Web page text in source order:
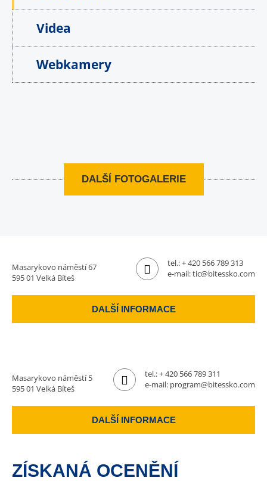
Videa
Webkamery
DALŠÍ FOTOGALERIE
Masarykovo náměstí 67
595 01 Velká Bíteš
tel.:+ 420 566 789 313
e-mail:tic@bitessko.com
DALŠÍ INFORMACE
Masarykovo náměstí 5
595 01 Velká Bíteš
tel.:+ 420 566 789 311
e-mail: program@bitessko.com
DALŠÍ INFORMACE
ZÍSKANÁ OCENĚNÍ